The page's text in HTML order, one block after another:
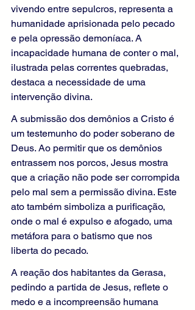
vivendo entre sepulcros, representa a
humanidade aprisionada pelo pecado
e pela opressão demoníaca. A
incapacidade humana de conter o mal,
ilustrada pelas correntes quebradas,
destaca a necessidade de uma
intervenção divina.
A submissão dos demônios a Cristo é
um testemunho do poder soberano de
Deus. Ao permitir que os demônios
entrassem nos porcos, Jesus mostra
que a criação não pode ser corrompida
pelo mal sem a permissão divina. Este
ato também simboliza a purificação,
onde o mal é expulso e afogado, uma
metáfora para o batismo que nos
liberta do pecado.
A reação dos habitantes da Gerasa,
pedindo a partida de Jesus, reflete o
medo e a incompreensão humana